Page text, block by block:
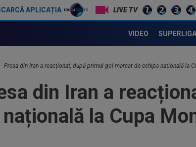
APLICAȚIA
VIDEO SUPERLIGA
Presa din Iran a reacționat, după primul gol marcat de echipa națională la
din Iran a
la Cupa